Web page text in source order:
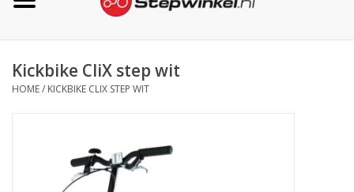
Accessoires
Steps huren of uitproberen
Kickbike CliX step wit
HOME/ KICKBIKE CLIX STEP WIT